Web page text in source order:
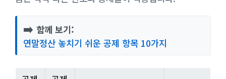
➡️ 함께 보기:
연말정산 놓치기 쉬운 공제 항목 10가지